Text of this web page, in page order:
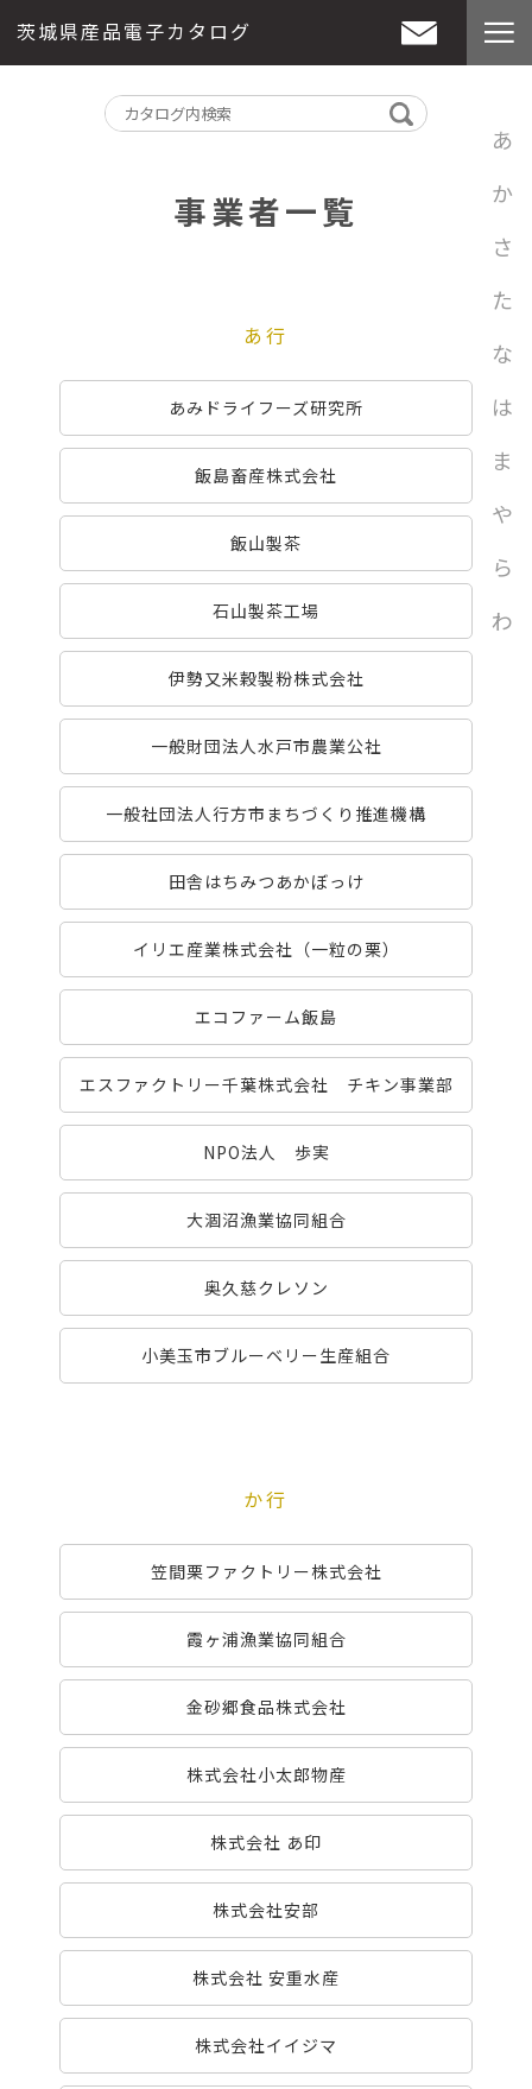
茨城県産品電子カタログ
事業者一覧
あ行
あみドライフーズ研究所
飯島畜産株式会社
飯山製茶
石山製茶工場
伊勢又米穀製粉株式会社
一般財団法人水戸市農業公社
一般社団法人行方市まちづくり推進機構
田舎はちみつあかぼっけ
イリエ産業株式会社（一粒の栗）
エコファーム飯島
エスファクトリー千葉株式会社 チキン事業部
NPO法人 歩実
大涸沼漁業協同組合
奥久慈クレソン
小美玉市ブルーベリー生産組合
か行
笠間栗ファクトリー株式会社
霞ヶ浦漁業協同組合
金砂郷食品株式会社
株式会社小太郎物産
株式会社 あ印
株式会社安部
株式会社 安重水産
株式会社イイジマ
あ
か
さ
た
な
は
ま
や
ら
わ